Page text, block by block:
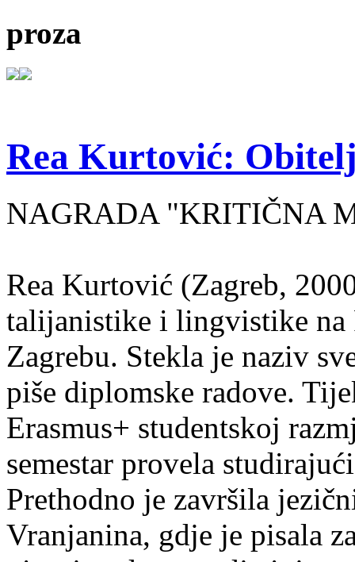
proza
Rea Kurtović:
NAGRADA "KRITIČNA
Rea Kurtović (Zagreb,
talijanistike i lingvistike
Zagrebu. Stekla je naziv
piše diplomske radove.
Erasmus+ studentskoj
semestar provela
Prethodno je završila
Vranjanina, gdje je pisala